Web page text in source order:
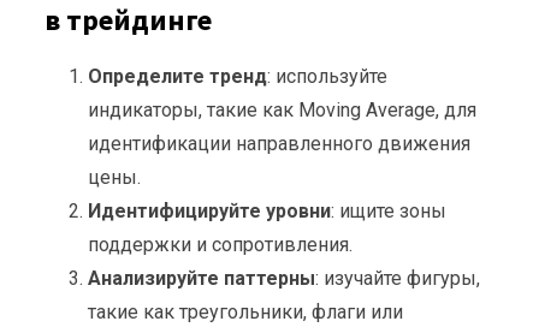
в трейдинге
Определите тренд: используйте
индикаторы, такие как Moving Average, для
идентификации направленного движения
цены.
Идентифицируйте уровни: ищите зоны
поддержки и сопротивления.
Анализируйте паттерны: изучайте фигуры,
такие как треугольники, флаги или